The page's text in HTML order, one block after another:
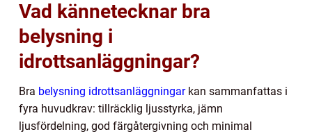
Vad kännetecknar bra
belysning i
idrottsanläggningar?
Bra belysning idrottsanläggningarkan sammanfattas i
fyra huvudkrav: tillräcklig ljusstyrka, jämn
ljusfördelning, god färgåtergivning och minimal